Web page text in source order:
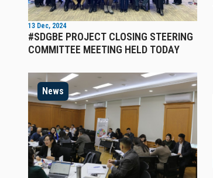
13 Dec, 2024
#SDGBE PROJECT CLOSING STEERING
COMMITTEE MEETING HELD TODAY
News